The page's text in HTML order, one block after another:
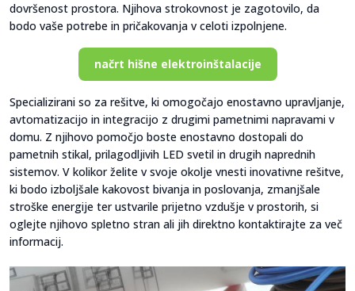
dovršenost prostora. Njihova strokovnost je zagotovilo, da
bodo vaše potrebe in pričakovanja v celoti izpolnjene.
načrt hišne elektroinštalacije
Specializirani so za rešitve, ki omogočajo enostavno upravljanje,
avtomatizacijo in integracijo z drugimi pametnimi napravami v
domu. Z njihovo pomočjo boste enostavno dostopali do
pametnih stikal, prilagodljivih LED svetil in drugih naprednih
sistemov. V kolikor želite v svoje okolje vnesti inovativne rešitve,
ki bodo izboljšale kakovost bivanja in poslovanja, zmanjšale
stroške energije ter ustvarile prijetno vzdušje v prostorih, si
oglejte njihovo spletno stran ali jih direktno kontaktirajte za več
informacij.